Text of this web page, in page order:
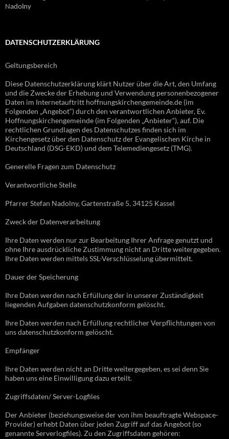
Nadolny
DATENSCHUTZERKLÄRUNG
Geltungsbereich
Diese Datenschutzerklärung klärt Nutzer über die Art, den Umfang
und die Zwecke der Erhebung und Verwendung personenbezogener
Daten im Internetauftritt hoffnungskirchengemeinde.de (im
Folgenden „Angebot“) durch den verantwortlichen Anbieter, Ev.
Hoffnungskirchengemeinde (im Folgenden „Anbieter“), auf. Die
rechtlichen Grundlagen des Datenschutzes finden sich im
Kirchengesetz über den Datenschutz der Evangelischen Kirche in
Deutschland (DSG-EKD) und dem Telemediengesetz (TMG).
Generelle Fragen zum Datenschutz
Verantwortliche Stelle
Pfarrer Stefan Nadolny, Gartenstraße 5, 34125 Kassel
Zweck der Datenverarbeitung
Ihre Daten werden nur zur Bearbeitung Ihrer Anfrage genutzt und
ohne Ihre ausdrückliche Zustimmung nicht an Dritte weitergegeben.
Ihre Daten werden mittels SSL-Verschlüsselung übermittelt.
Dauer der Speicherung
Ihre Daten werden nach Erfüllung der in unserer Zuständigkeit
liegenden Aufgaben datenschutzkonform gelöscht.
Ihre Daten werden nach Erfüllung rechtlicher Verpflichtungen von
uns datenschutzkonform gelöscht.
Empfänger
Ihre Daten werden nicht an Dritte weitergegeben, es sei denn Sie
haben uns eine Einwilligung dazu erteilt.
Zugriffsdaten/ Server-Logfiles
Der Anbieter (beziehungsweise der von ihm beauftragte Webspace-
Provider) erhebt Daten über jeden Zugriff auf das Angebot (so
genannte Serverlogfiles). Zu den Zugriffsdaten gehören: